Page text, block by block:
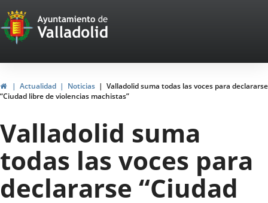
Portal
Web
del
Ayuntamiento
de
Valladolid
InicioActualidad Noticias
Valladolid suma todas las voces para declararse
“Ciudad libre de violencias machistas”
Valladolid suma
todas las voces para
declararse “Ciudad